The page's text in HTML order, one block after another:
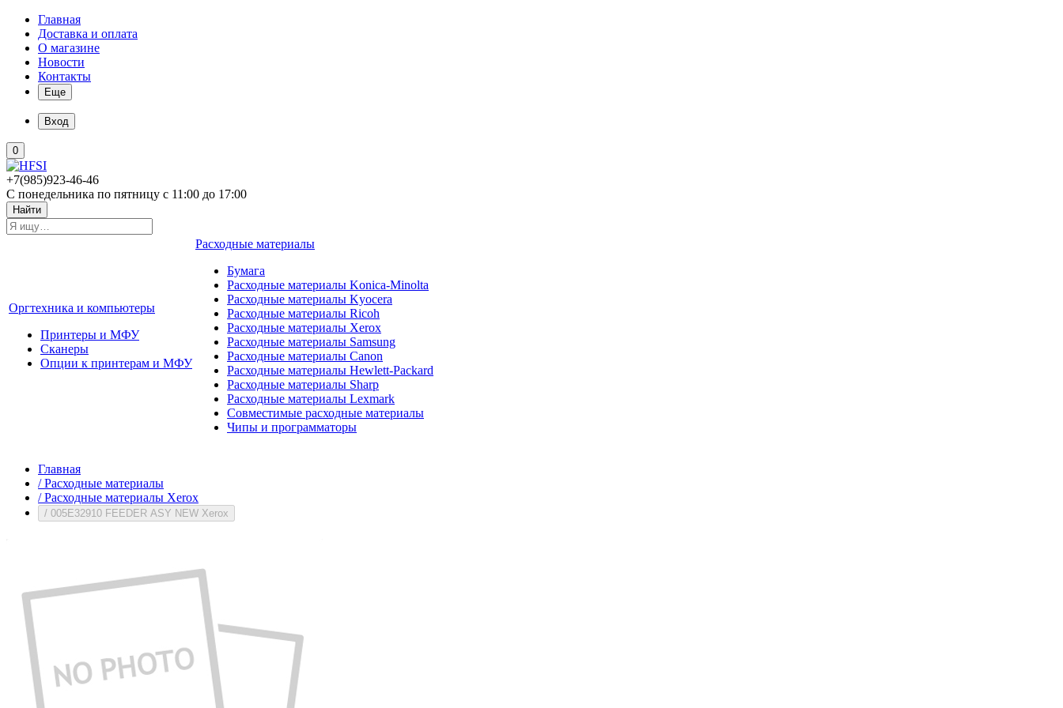
Главная
Доставка и оплата
О магазине
Новости
Контакты
Еще
Вход
0
+7(985)923-46-46
С понедельника по пятницу с 11:00 до 17:00
Найти
Оргтехника и компьютеры
Принтеры и МФУ
Сканеры
Опции к принтерам и МФУ
Расходные материалы
Бумага
Расходные материалы Konica-Minolta
Расходные материалы Kyocera
Расходные материалы Ricoh
Расходные материалы Xerox
Расходные материалы Samsung
Расходные материалы Canon
Расходные материалы Hewlett-Packard
Расходные материалы Sharp
Расходные материалы Lexmark
Совместимые расходные материалы
Чипы и программаторы
Главная
/ Расходные материалы
/ Расходные материалы Xerox
/ 005E32910 FEEDER ASY NEW Xerox